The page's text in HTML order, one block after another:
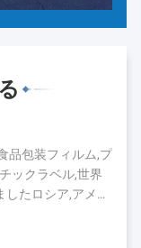
品包装フィルム,プ
ックラベル,世界
たロシア,アメリ
での存在を得ま